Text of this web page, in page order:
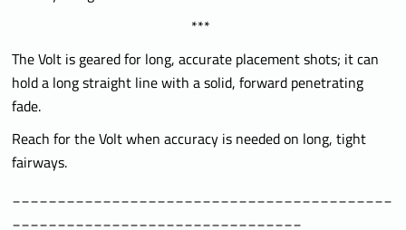
***
The Volt is geared for long, accurate placement shots; it can
hold a long straight line with a solid, forward penetrating
fade.
Reach for the Volt when accuracy is needed on long, tight
fairways.